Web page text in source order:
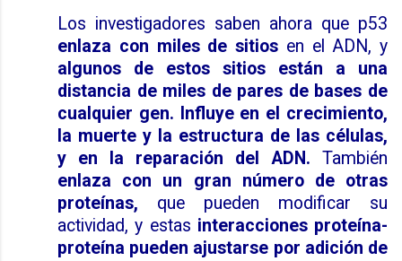
Los investigadores saben ahora que p53
enlaza con miles de sitios en el ADN, y
algunos de estos sitios están a una
distancia de miles de pares de bases de
cualquier gen. Influye en el crecimiento,
la muerte y la estructura de las células,
y en la reparación del ADN. También
enlaza con un gran número de otras
proteínas, que pueden modificar su
actividad, y estas interacciones proteína-
proteína pueden ajustarse por adición de